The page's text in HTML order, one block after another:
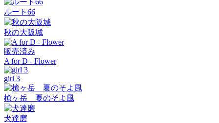
ルート66
秋の大阪城
販売済み
A for D - Flower
girl 3
槍ヶ岳 夏のそよ風
犬達磨